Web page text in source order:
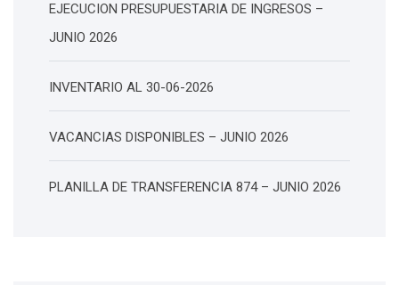
EJECUCION PRESUPUESTARIA DE INGRESOS –
JUNIO 2026
INVENTARIO AL 30-06-2026
VACANCIAS DISPONIBLES – JUNIO 2026
PLANILLA DE TRANSFERENCIA 874 – JUNIO 2026